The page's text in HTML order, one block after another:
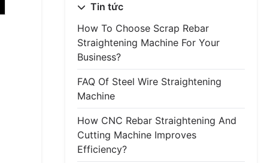
Tin tức
How To Choose Scrap Rebar
Straightening Machine For Your
Business?
FAQ Of Steel Wire Straightening
Machine
How CNC Rebar Straightening And
Cutting Machine Improves
Efficiency?